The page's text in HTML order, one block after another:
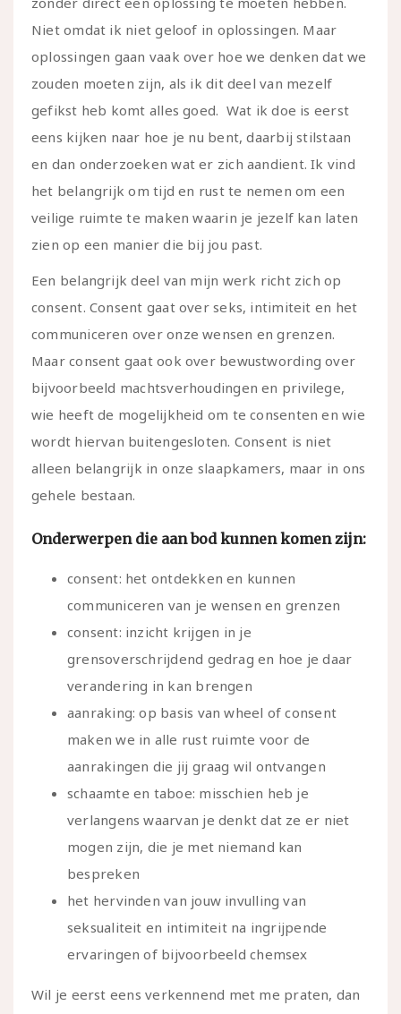
Niet omdat ik niet geloof in oplossingen. Maar
oplossingen gaan vaak over hoe we denken dat we
zouden moeten zijn, als ik dit deel van mezelf
gefikst heb komt alles goed. Wat ik doe is eerst
eens kijken naar hoe je nu bent, daarbij stilstaan
en dan onderzoeken wat er zich aandient. Ik vind
het belangrijk om tijd en rust te nemen om een
veilige ruimte te maken waarin je jezelf kan laten
zien op een manier die bij jou past.
Een belangrijk deel van mijn werk richt zich op
consent. Consent gaat over seks, intimiteit en het
communiceren over onze wensen en grenzen.
Maar consent gaat ook over bewustwording over
bijvoorbeeld machtsverhoudingen en privilege,
wie heeft de mogelijkheid om te consenten en wie
wordt hiervan buitengesloten. Consent is niet
alleen belangrijk in onze slaapkamers, maar in ons
gehele bestaan.
Onderwerpen die aan bod kunnen komen zijn:
consent: het ontdekken en kunnen
communiceren van je wensen en grenzen
consent: inzicht krijgen in je
grensoverschrijdend gedrag en hoe je daar
verandering in kan brengen
aanraking: op basis van wheel of consent
maken we in alle rust ruimte voor de
aanrakingen die jij graag wil ontvangen
schaamte en taboe: misschien heb je
verlangens waarvan je denkt dat ze er niet
mogen zijn, die je met niemand kan
bespreken
het hervinden van jouw invulling van
seksualiteit en intimiteit na ingrijpende
ervaringen of bijvoorbeeld chemsex
Wil je eerst eens verkennend met me praten, dan